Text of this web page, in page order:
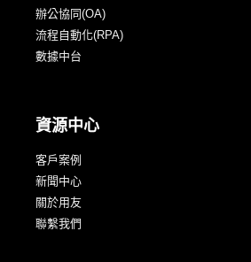
辦公協同(OA)
流程自動化(RPA)
數據中台
資源中心
客戶案例
新聞中心
關於用友
聯繫我們